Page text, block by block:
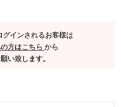
インされるお客様は
方はこちら から
い致します。